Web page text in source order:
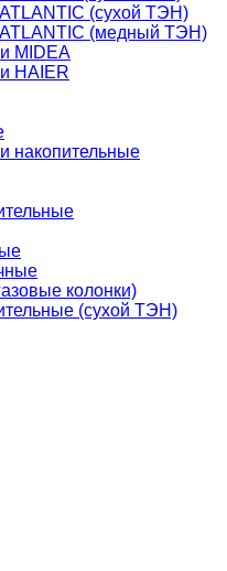
(сухой ТЭН)
(медный ТЭН)
MIDEA
HAIER
накопительные
колонки)
(сухой ТЭН)